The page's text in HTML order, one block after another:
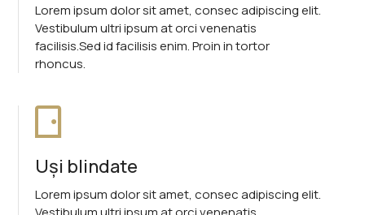
Lorem ipsum dolor sit amet, consec adipiscing elit.
Vestibulum ultri ipsum at orci venenatis
facilisis.Sed id facilisis enim. Proin in tortor
rhoncus.
Uși blindate
Lorem ipsum dolor sit amet, consec adipiscing elit.